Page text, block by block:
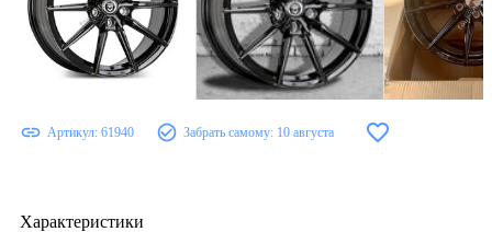
Артикул: 61940 Забрать самому: 10 августа
Характеристики